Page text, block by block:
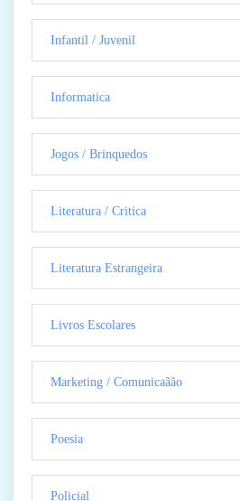
Infantil / Juvenil
Informatica
Jogos / Brinquedos
Literatura / Critica
Literatura Estrangeira
Livros Escolares
Marketing / Comunicaãão
Poesia
Policial